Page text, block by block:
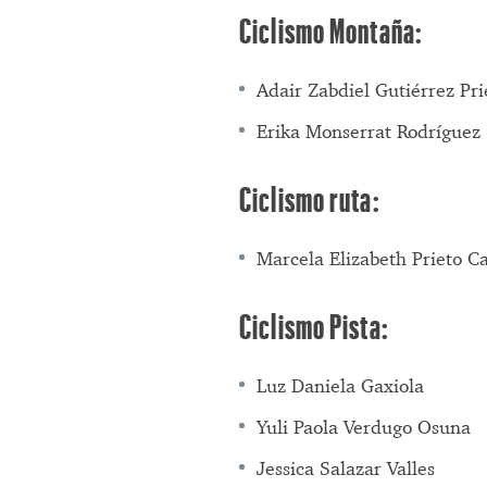
Ciclismo Montaña:
Adair Zabdiel Gutiérrez
Erika Monserrat Rodríguez
Ciclismo ruta:
Marcela Elizabeth Prieto
Ciclismo Pista:
Luz Daniela Gaxiola
Yuli Paola Verdugo Osuna
Jessica Salazar Valles